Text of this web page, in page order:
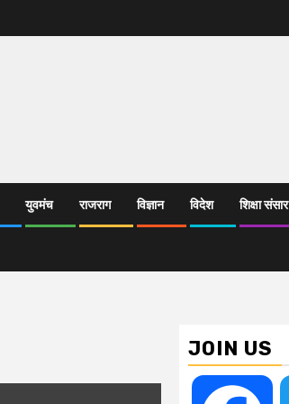
युवमंच राजराग विज्ञान विदेश शिक्षा संसार
JOIN US